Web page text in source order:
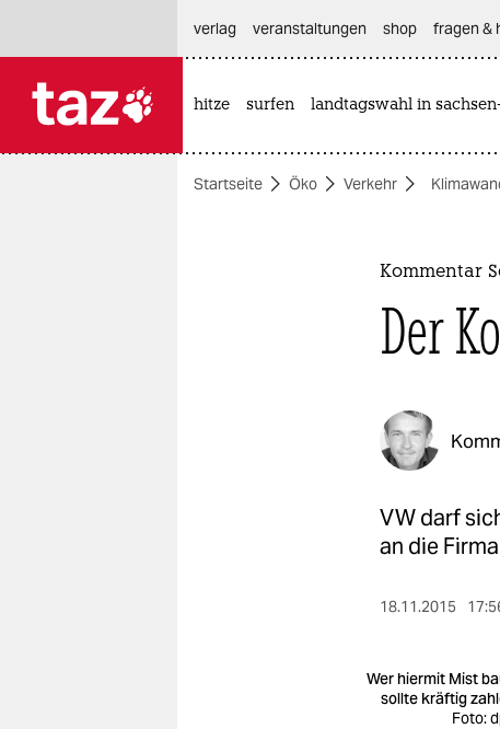
themen
verlag
veranstaltungen shop fragen &
hitze surfen landtagswahl in
Startseite Öko Verkehr
Kommentar
Der
VW darf
an die
18.11.2015
Wer hiermit Mist
sollte kräftig
Foto: